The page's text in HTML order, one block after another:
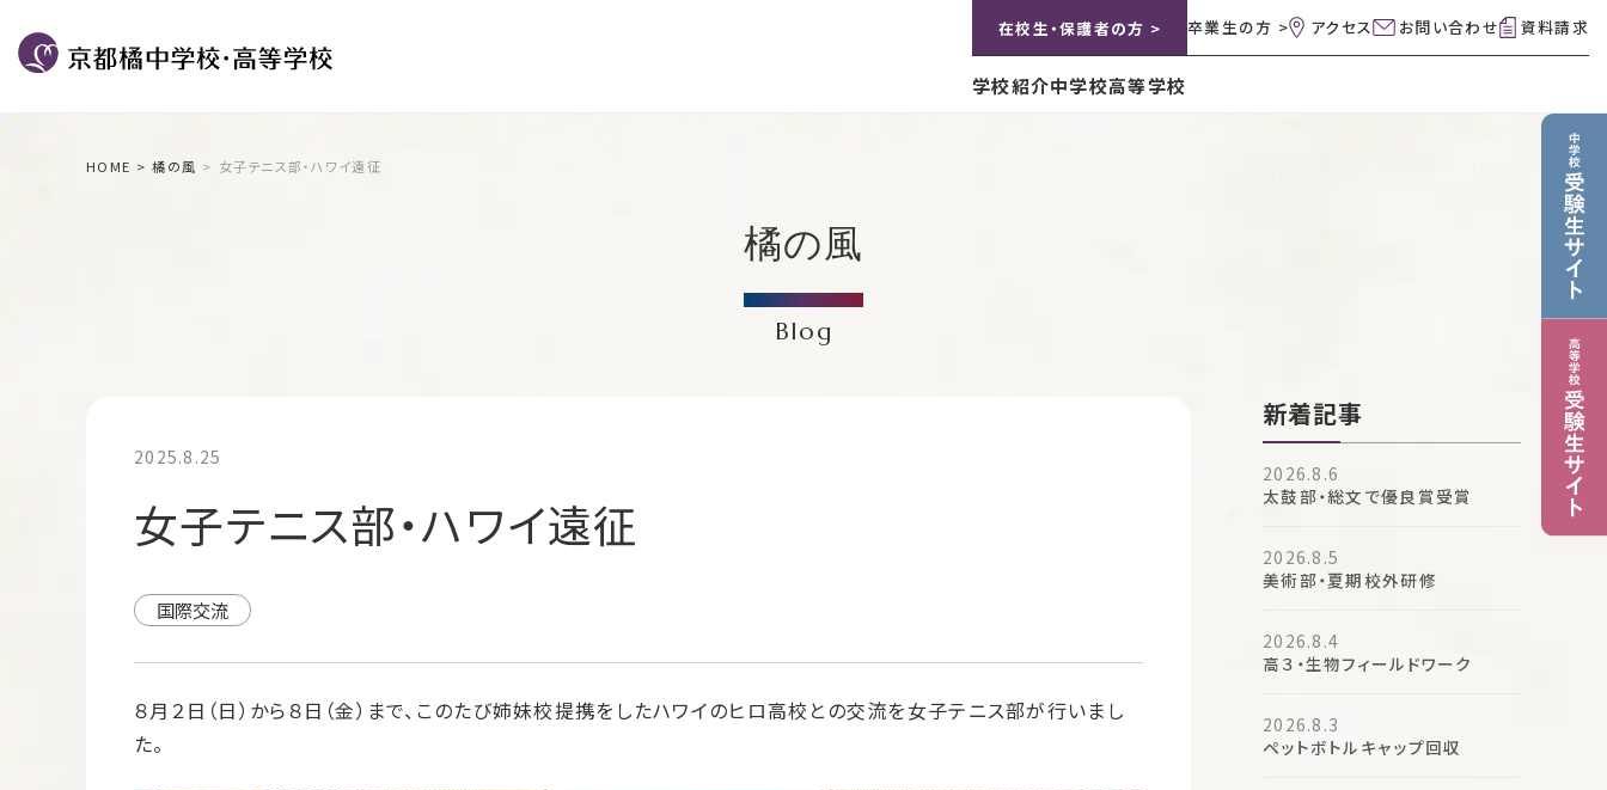
在校生・保護者の方 > 卒業生の方 > アクセス お問い合わせ 資料請求
学校紹介中学校高等学校
HOME 橘の風 女子テニス部・ハワイ遠征
橘の風
Blog
2025.8.25
女子テニス部・ハワイ遠征
国際交流
８月２日（日）から８日（金）まで、このたび姉妹校提携をしたハワイのヒロ高校との交流を女子テニス部が行いまし
た。
新着記事
2026.8.6
太鼓部・総文で優良賞受賞
2026.8.5
美術部・夏期校外研修
2026.8.4
高３・生物フィールドワーク
2026.8.3
ペットボトルキャップ回収